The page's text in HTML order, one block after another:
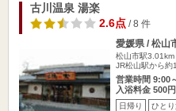
古川温泉 湯楽
2.6点/ 8 件
愛媛県 / 松山
松山市駅3.01km
JR松山駅から約
営業時間 9:00
入浴料金 500
日帰り ひと